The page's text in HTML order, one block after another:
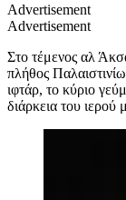
Advertisement
Advertisement
Στο τέμενος αλ
πλήθος
ιφτάρ, το κύριο
διάρκεια του ιερού